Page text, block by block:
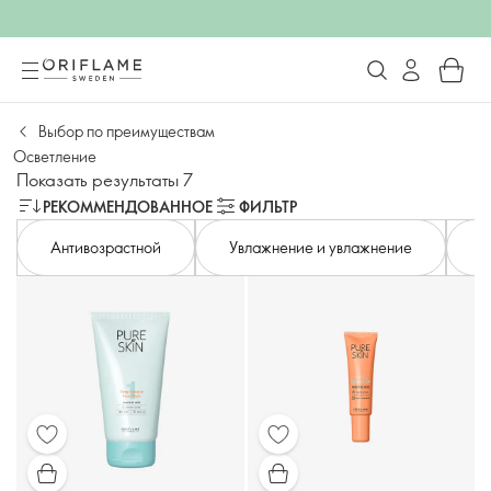
Выбор по преимуществам
Осветление
Показать результаты 7
РЕКОММЕНДОВАННОЕ
ФИЛЬТР
Антивозрастной
Увлажнение и увлажнение